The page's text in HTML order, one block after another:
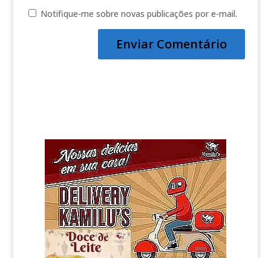
Notifique-me sobre novas publicações por e-mail.